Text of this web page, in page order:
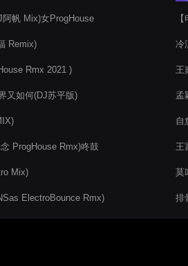
帆 Mix)女ProgHouse
Remix)
Rmx 2021 )
又如何(DJ苏平版)
ProgHouse Rmx)咚鼓
Mix)
ElectroBounce Rmx)
冷
王
孟
自
王
莫
排